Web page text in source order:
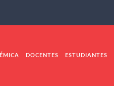
DOCENTES ESTUDIANTES